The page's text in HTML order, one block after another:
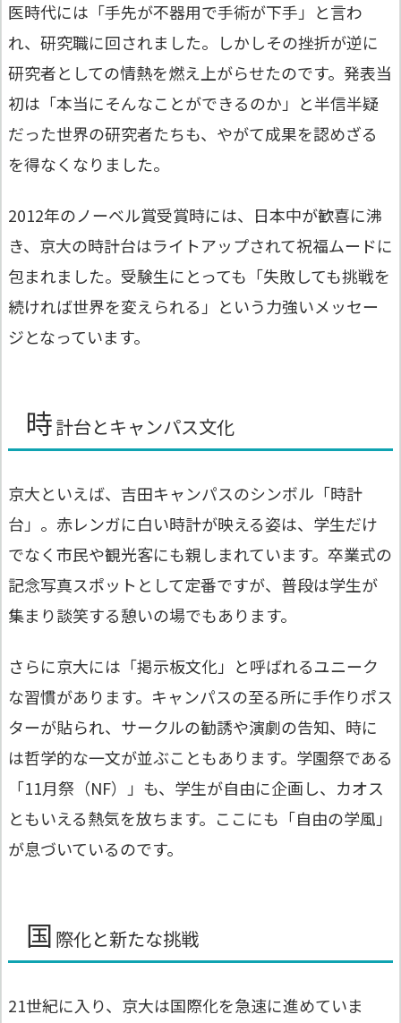
医時代には「手先が不器用で手術が下手」と言わ
れ、研究職に回されました。しかしその挫折が逆に
研究者としての情熱を燃え上がらせたのです。発表当
初は「本当にそんなことができるのか」と半信半疑
だった世界の研究者たちも、やがて成果を認めざる
を得なくなりました。
2012年のノーベル賞受賞時には、日本中が歓喜に沸
き、京大の時計台はライトアップされて祝福ムードに
包まれました。受験生にとっても「失敗しても挑戦を
続ければ世界を変えられる」という力強いメッセー
ジとなっています。
時計台とキャンパス文化
京大といえば、吉田キャンパスのシンボル「時計
台」。赤レンガに白い時計が映える姿は、学生だけ
でなく市民や観光客にも親しまれています。卒業式の
記念写真スポットとして定番ですが、普段は学生が
集まり談笑する憩いの場でもあります。
さらに京大には「掲示板文化」と呼ばれるユニーク
な習慣があります。キャンパスの至る所に手作りポス
ターが貼られ、サークルの勧誘や演劇の告知、時に
は哲学的な一文が並ぶこともあります。学園祭である
「11月祭（NF）」も、学生が自由に企画し、カオス
ともいえる熱気を放ちます。ここにも「自由の学風」
が息づいているのです。
国 際化と新たな挑戦
21世紀に入り、京大は国際化を急速に進めていま